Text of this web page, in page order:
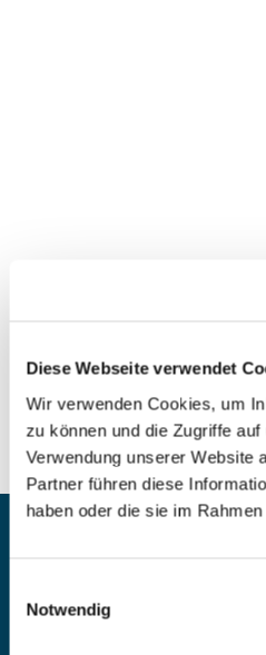
Diese Webseite verwendet
Wir verwenden Cookies, um
zu können und die Zugriffe
Verwendung unserer Website
Partner führen diese
haben oder die sie im
Notwendig
0